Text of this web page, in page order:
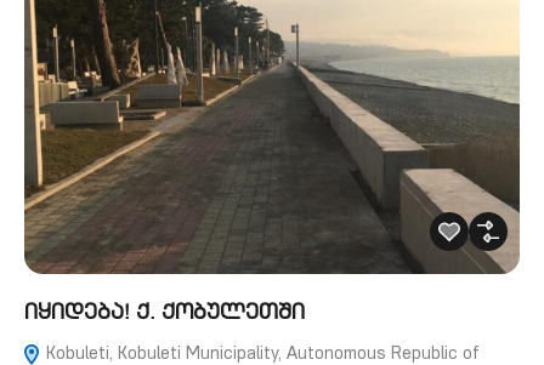
იყიდება! ქ. ქობულეთში
Kobuleti, Kobuleti Municipality, Autonomous Republic of